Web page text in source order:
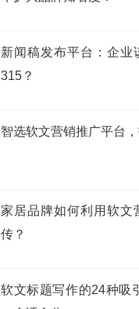
新闻稿发布平台：企业
315？
智选软文营销推广平台
家居品牌如何利用软文
传？
软文标题写作的24种吸